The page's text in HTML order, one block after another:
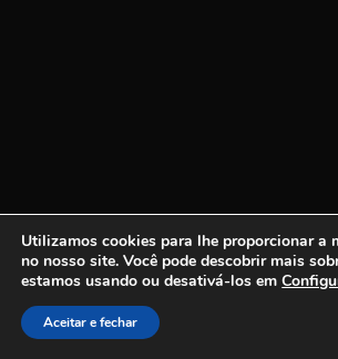
Utilizamos cookies para lhe proporcionar a
no nosso site. Você pode descobrir mais
estamos usando ou desativá-los em
Aceitar e fechar